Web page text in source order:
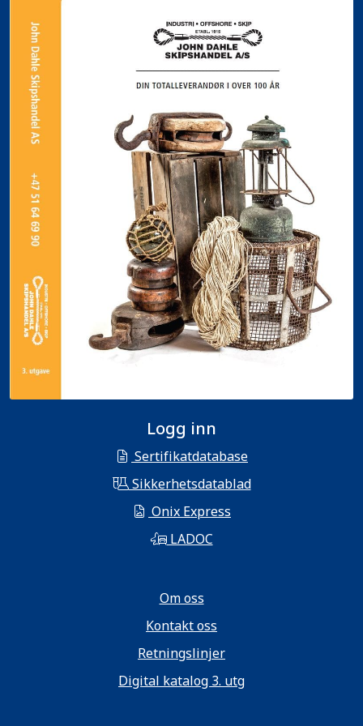
Logg inn
Sertifikatdatabase
Sikkerhetsdatablad
Onix Express
LADOC
Om oss
Kontakt oss
Retningslinjer
Digital katalog 3. utg